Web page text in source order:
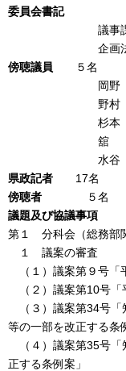
委員会書記
議事
企画法
傍聴議員 ５名
岡野 恵
野村 保
杉本 熊
舘 直
水
県政記者 17名
傍聴者 ５名
議題及び協議事項
第１ 分科会（総務部
１ 議案の審査
（１）議案第９号「
（２）議案第10号「
（３）議案第34号「
等の一部を改正する条
（４）議案第35号「
正する条例案」